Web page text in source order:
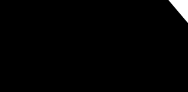
Lizenzen und
ist eine rechtskonforme Handhabung
Elemente innerhalb der Bibliothek. Die